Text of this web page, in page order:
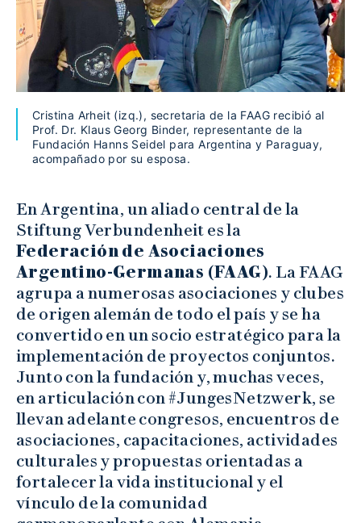
Cristina Arheit (izq.), secretaria de la FAAG recibió al
Prof. Dr. Klaus Georg Binder, representante de la
Fundación Hanns Seidel para Argentina y Paraguay,
acompañado por su esposa.
En Argentina, un aliado central de la
Stiftung Verbundenheit es la
Federación de Asociaciones
Argentino-Germanas (FAAG). La FAAG
agrupa a numerosas asociaciones y clubes
de origen alemán de todo el país y se ha
convertido en un socio estratégico para la
implementación de proyectos conjuntos.
Junto con la fundación y, muchas veces,
en articulación con #JungesNetzwerk, se
llevan adelante congresos, encuentros de
asociaciones, capacitaciones, actividades
culturales y propuestas orientadas a
fortalecer la vida institucional y el
vínculo de la comunidad